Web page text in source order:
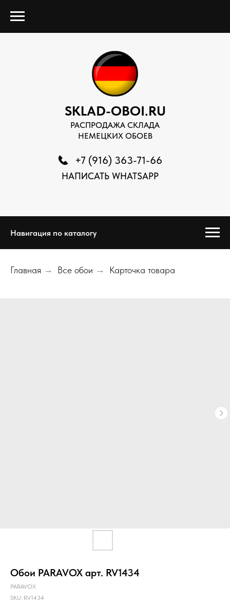
SKLAD-OBOI.RU
РАСПРОДАЖА СКЛАДА
НЕМЕЦКИХ ОБОЕВ
+7 (916) 363-71-66
НАПИСАТЬ WHATSAPP
Навигация по каталогу
Главная → Все обои → Карточка товара
Обои PARAVOX арт. RV1434
PARAVOX
SKU: RV1434